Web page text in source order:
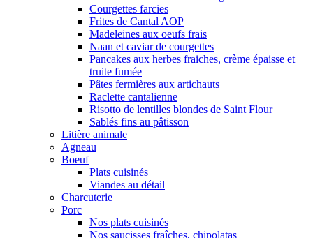
Courgettes farcies
Frites de Cantal AOP
Madeleines aux oeufs frais
Naan et caviar de courgettes
Pancakes aux herbes fraiches, crème épaisse et
truite fumée
Pâtes fermières aux artichauts
Raclette cantalienne
Risotto de lentilles blondes de Saint Flour
Sablés fins au pâtisson
Litière animale
Agneau
Boeuf
Plats cuisinés
Viandes au détail
Charcuterie
Porc
Nos plats cuisinés
Nos saucisses fraîches, chipolatas